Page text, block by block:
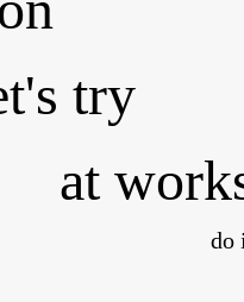
try
at
do